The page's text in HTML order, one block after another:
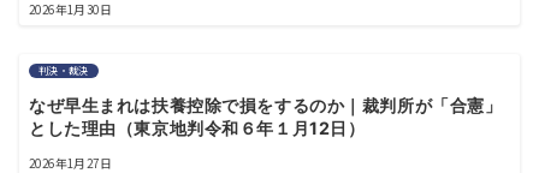
2026年1月30日
判決・裁決
なぜ早生まれは扶養控除で損をするのか｜裁判所が「合憲」
とした理由（東京地判令和６年１月12日）
2026年1月27日